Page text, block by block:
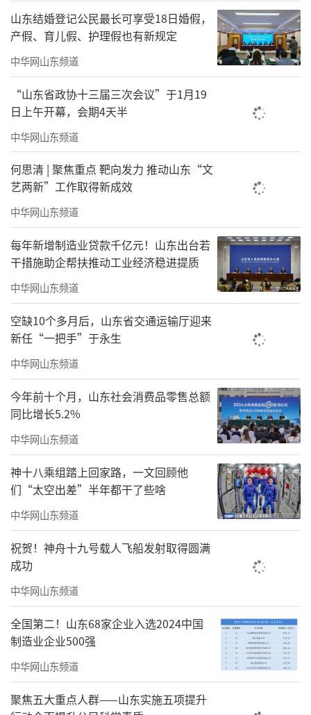
山东结婚登记公民最长可享受18日婚假，
产假、育儿假、护理假也有新规定
中华网山东频道
“山东省政协十三届三次会议”于1月19
日上午开幕，会期4天半
中华网山东频道
何思清 | 聚焦重点 靶向发力 推动山东“文
艺两新”工作取得新成效
中华网山东频道
每年新增制造业贷款千亿元！山东出台若
干措施助企帮扶推动工业经济稳进提质
中华网山东频道
空缺10个多月后，山东省交通运输厅迎来
新任“一把手”于永生
中华网山东频道
今年前十个月，山东社会消费品零售总额
同比增长5.2%
中华网山东频道
神十八乘组踏上回家路，一文回顾他
们“太空出差”半年都干了些啥
中华网山东频道
祝贺！神舟十九号载人飞船发射取得圆满
成功
中华网山东频道
全国第二！山东68家企业入选2024中国
制造业企业500强
中华网山东频道
聚焦五大重点人群——山东实施五项提升